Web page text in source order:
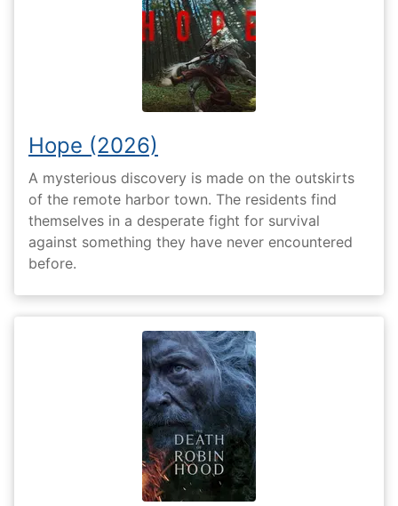
Hope (2026)
A mysterious discovery is made on the outskirts
of the remote harbor town. The residents find
themselves in a desperate fight for survival
against something they have never encountered
before.